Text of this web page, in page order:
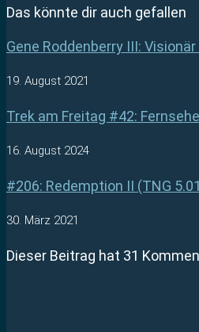
Das könnte dir auch gefallen
Gene Roddenberry III:
19. August 2021
Trek am Freitag #42:
16. August 2024
#206: Redemption II (TNG
30. März 2021
Dieser Beitrag hat 31